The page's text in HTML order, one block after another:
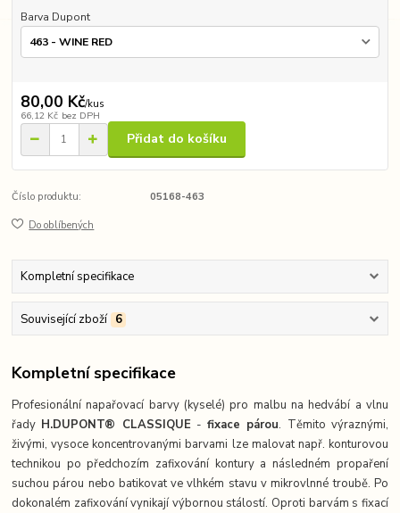
Barva Dupont
80,00 Kč/kus
66,12 Kč bez DPH
Přidat do košíku
Číslo produktu: 05168-463
Do oblíbených
Kompletní specifikace
Související zboží 6
Kompletní specifikace
Profesionální napařovací barvy (kyselé) pro malbu na hedvábí a vlnu
řady H.DUPONT® CLASSIQUE-fixace párou. Těmito výraznými,
živými, vysoce koncentrovanými barvami lze malovat např. konturovou
technikou po předchozím zafixování kontury a následném propaření
suchou párou nebo batikovat ve vlhkém stavu v mikrovlnné troubě. Po
dokonalém zafixování vynikají výbornou stálostí. Oproti barvám s fixací